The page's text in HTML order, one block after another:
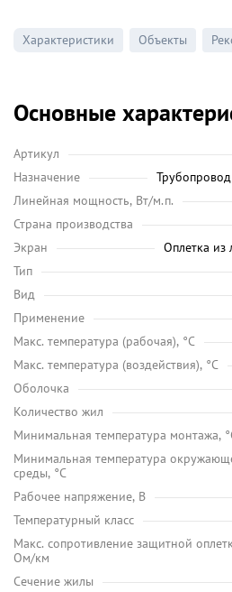
Характеристики Объекты
Основные
Артикул
Назначение
Линейная мощность, Вт/м.п.
Страна производства
Экран
Оплетка
Тип
Вид
Применение
Maкс. температура (рабочая), °C
Макс. температура (воздействия), °C
Оболочка
Количество жил
Минимальная температура монтажа,
Минимальная температура
среды, °C
Рабочее напряжение, В
Температурный класс
Макс. сопротивление защитной
Ом/км
Сечение жилы